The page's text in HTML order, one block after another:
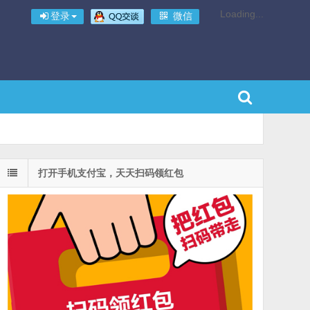
登录 微信 Loading...
打开手机支付宝，天天扫码领红包